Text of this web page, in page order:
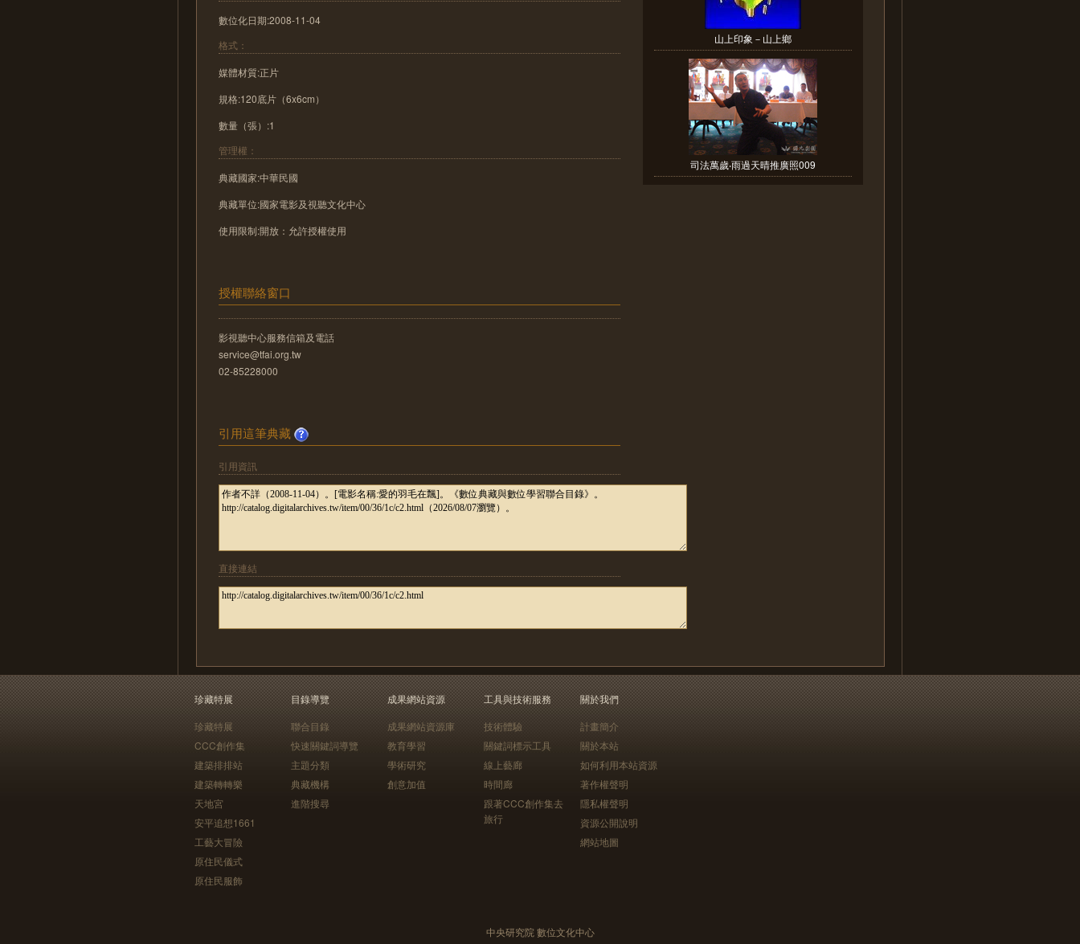
數位化日期:2008-11-04
格式：
媒體材質:正片
規格:120底片（6x6cm）
數量（張）:1
管理權：
典藏國家:中華民國
典藏單位:國家電影及視聽文化中心
使用限制:開放：允許授權使用
授權聯絡窗口
影視聽中心服務信箱及電話
service@tfai.org.tw
02-85228000
引用這筆典藏
引用資訊
直接連結
山上印象－山上鄉
司法萬歲‧雨過天晴推廣照009
珍藏特展
珍藏特展
CCC創作集
建築排排站
建築轉轉樂
天地宮
安平追想1661
工藝大冒險
原住民儀式
原住民服飾
目錄導覽
聯合目錄
快速關鍵詞導覽
主題分類
典藏機構
進階搜尋
成果網站資源
成果網站資源庫
教育學習
學術研究
創意加值
工具與技術服務
技術體驗
關鍵詞標示工具
線上藝廊
時間廊
跟著CCC創作集去
旅行
關於我們
計畫簡介
關於本站
如何利用本站資源
著作權聲明
隱私權聲明
資源公開說明
網站地圖
中央研究院 數位文化中心